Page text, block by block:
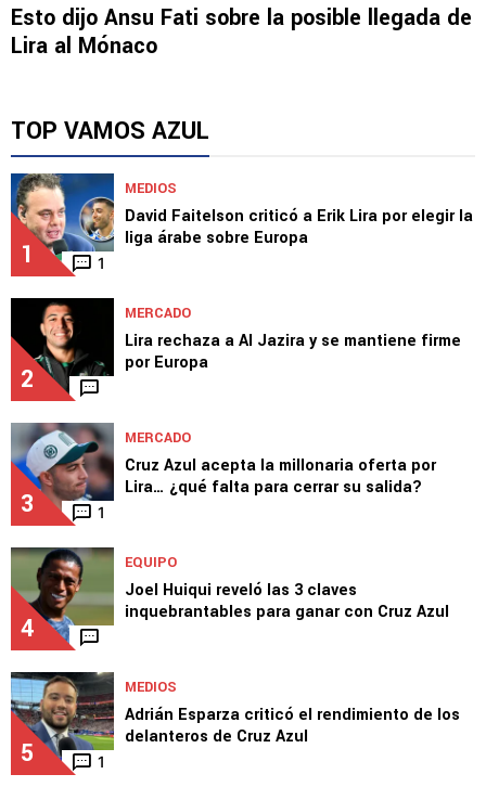
Esto dijo Ansu Fati sobre la posible llegada de
Lira al Mónaco
TOP VAMOS AZUL
1 1
MEDIOS
David Faitelson criticó a Erik Lira por elegir la
liga árabe sobre Europa
2
MERCADO
Lira rechaza a Al Jazira y se mantiene firme
por Europa
3 1
MERCADO
Cruz Azul acepta la millonaria oferta por
Lira… ¿qué falta para cerrar su salida?
4
EQUIPO
Joel Huiqui reveló las 3 claves
inquebrantables para ganar con Cruz Azul
5 1
MEDIOS
Adrián Esparza criticó el rendimiento de los
delanteros de Cruz Azul